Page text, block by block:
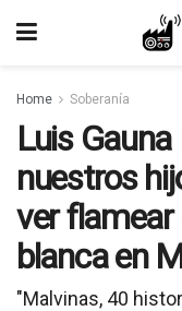
Home Soberanía
Luis Gauna
nuestros
ver flamear
blanca en
"Malvinas, 40